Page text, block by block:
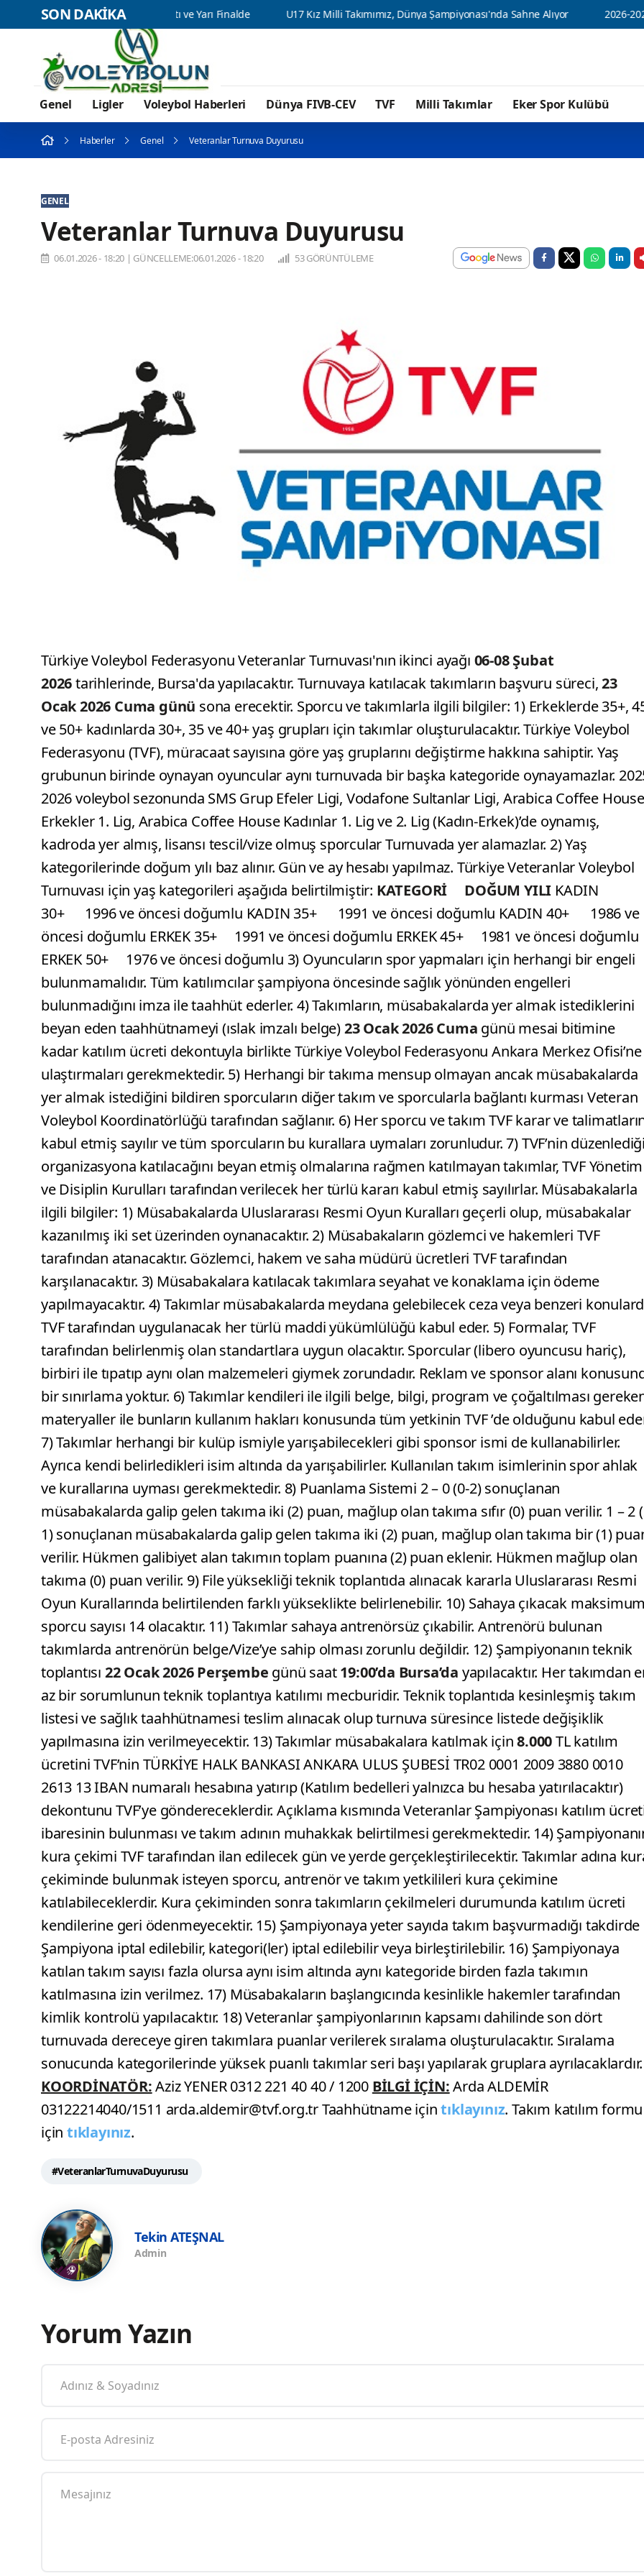
SON DAKİKA
2 de 2 yaptı ve Yarı Finalde U17 Kız Milli Takımımız, Dünya Şampiyonası'nda Sahne Alıyor 2026-2027 Voleybol
Genel Ligler Voleybol Haberleri Dünya FIVB-CEV TVF Milli Takımlar Eker Spor Kulübü
Haberler Genel Veteranlar Turnuva Duyurusu
GENEL
Veteranlar Turnuva Duyurusu
06.01.2026 - 18:20 | GÜNCELLEME:06.01.2026 - 18:20 53 GÖRÜNTÜLEME
Türkiye Voleybol Federasyonu Veteranlar Turnuvası'nın ikinci ayağı 06-08 Şubat
2026tarihlerinde, Bursa'da yapılacaktır. Turnuvaya katılacak takımların başvuru süreci,23
Ocak 2026 Cuma günü sona erecektir. Sporcu ve takımlarla ilgili bilgiler: 1) Erkeklerde 35+,
ve 50+ kadınlarda 30+, 35 ve 40+ yaş grupları için takımlar oluşturulacaktır. Türkiye Voleybol
Federasyonu (TVF), müracaat sayısına göre yaş gruplarını değiştirme hakkına sahiptir. Yaş
grubunun birinde oynayan oyuncular aynı turnuvada bir başka kategoride oynayamazlar.
2026 voleybol sezonunda SMS Grup Efeler Ligi, Vodafone Sultanlar Ligi, Arabica Coffee House
Erkekler 1. Lig, Arabica Coffee House Kadınlar 1. Lig ve 2. Lig (Kadın-Erkek)’de oynamış,
kadroda yer almış, lisansı tescil/vize olmuş sporcular Turnuvada yer alamazlar. 2) Yaş
kategorilerinde doğum yılı baz alınır. Gün ve ay hesabı yapılmaz. Türkiye Veteranlar Voleybol
Turnuvası için yaş kategorileri aşağıda belirtilmiştir: KATEGORİ DOĞUM YILI KADIN
30+ 1996 ve öncesi doğumlu KADIN 35+ 1991 ve öncesi doğumlu KADIN 40+ 1986 ve
öncesi doğumlu ERKEK 35+ 1991 ve öncesi doğumlu ERKEK 45+ 1981 ve öncesi doğumlu
ERKEK 50+ 1976 ve öncesi doğumlu 3) Oyuncuların spor yapmaları için herhangi bir engeli
bulunmamalıdır. Tüm katılımcılar şampiyona öncesinde sağlık yönünden engelleri
bulunmadığını imza ile taahhüt ederler. 4) Takımların, müsabakalarda yer almak istediklerini
beyan eden taahhütnameyi (ıslak imzalı belge)23 Ocak 2026 Cuma günü mesai bitimine
kadar katılım ücreti dekontuyla birlikte Türkiye Voleybol Federasyonu Ankara Merkez Ofisi’ne
ulaştırmaları gerekmektedir. 5) Herhangi bir takıma mensup olmayan ancak müsabakalarda
yer almak istediğini bildiren sporcuların diğer takım ve sporcularla bağlantı kurması Veteran
Voleybol Koordinatörlüğü tarafından sağlanır. 6) Her sporcu ve takım TVF karar ve
kabul etmiş sayılır ve tüm sporcuların bu kurallara uymaları zorunludur. 7) TVF’nin
organizasyona katılacağını beyan etmiş olmalarına rağmen katılmayan takımlar, TVF Yönetim
ve Disiplin Kurulları tarafından verilecek her türlü kararı kabul etmiş sayılırlar. Müsabakalarla
ilgili bilgiler: 1) Müsabakalarda Uluslararası Resmi Oyun Kuralları geçerli olup, müsabakalar
kazanılmış iki set üzerinden oynanacaktır. 2) Müsabakaların gözlemci ve hakemleri TVF
tarafından atanacaktır. Gözlemci, hakem ve saha müdürü ücretleri TVF tarafından
karşılanacaktır. 3) Müsabakalara katılacak takımlara seyahat ve konaklama için ödeme
yapılmayacaktır. 4) Takımlar müsabakalarda meydana gelebilecek ceza veya benzeri
TVF tarafından uygulanacak her türlü maddi yükümlülüğü kabul eder. 5) Formalar, TVF
tarafından belirlenmiş olan standartlara uygun olacaktır. Sporcular (libero oyuncusu hariç),
birbiri ile tıpatıp aynı olan malzemeleri giymek zorundadır. Reklam ve sponsor alanı
bir sınırlama yoktur. 6) Takımlar kendileri ile ilgili belge, bilgi, program ve çoğaltılması
materyaller ile bunların kullanım hakları konusunda tüm yetkinin TVF ’de olduğunu kabul
7) Takımlar herhangi bir kulüp ismiyle yarışabilecekleri gibi sponsor ismi de kullanabilirler.
Ayrıca kendi belirledikleri isim altında da yarışabilirler. Kullanılan takım isimlerinin spor ahlak
ve kurallarına uyması gerekmektedir. 8) Puanlama Sistemi 2 – 0 (0-2) sonuçlanan
müsabakalarda galip gelen takıma iki (2) puan, mağlup olan takıma sıfır (0) puan verilir. 1 – 2
1) sonuçlanan müsabakalarda galip gelen takıma iki (2) puan, mağlup olan takıma bir (1)
verilir. Hükmen galibiyet alan takımın toplam puanına (2) puan eklenir. Hükmen mağlup olan
takıma (0) puan verilir. 9) File yüksekliği teknik toplantıda alınacak kararla Uluslararası Resmi
Oyun Kurallarında belirtilenden farklı yükseklikte belirlenebilir. 10) Sahaya çıkacak
sporcu sayısı 14 olacaktır. 11) Takımlar sahaya antrenörsüz çıkabilir. Antrenörü bulunan
takımlarda antrenörün belge/Vize’ye sahip olması zorunlu değildir. 12) Şampiyonanın teknik
toplantısı 22 Ocak 2026 Perşembe günü saat19:00’da Bursa’da yapılacaktır. Her takımdan
az bir sorumlunun teknik toplantıya katılımı mecburidir. Teknik toplantıda kesinleşmiş takım
listesi ve sağlık taahhütnamesi teslim alınacak olup turnuva süresince listede değişiklik
yapılmasına izin verilmeyecektir. 13) Takımlar müsabakalara katılmak için8.000TL katılım
ücretini TVF’nin TÜRKİYE HALK BANKASI ANKARA ULUS ŞUBESİ TR02 0001 2009 3880 0010
2613 13 IBAN numaralı hesabına yatırıp (Katılım bedelleri yalnızca bu hesaba yatırılacaktır)
dekontunu TVF’ye göndereceklerdir. Açıklama kısmında Veteranlar Şampiyonası katılım
ibaresinin bulunması ve takım adının muhakkak belirtilmesi gerekmektedir. 14)
kura çekimi TVF tarafından ilan edilecek gün ve yerde gerçekleştirilecektir. Takımlar adına
çekiminde bulunmak isteyen sporcu, antrenör ve takım yetkilileri kura çekimine
katılabileceklerdir. Kura çekiminden sonra takımların çekilmeleri durumunda katılım ücreti
kendilerine geri ödenmeyecektir. 15) Şampiyonaya yeter sayıda takım başvurmadığı takdirde
Şampiyona iptal edilebilir, kategori(ler) iptal edilebilir veya birleştirilebilir. 16) Şampiyonaya
katılan takım sayısı fazla olursa aynı isim altında aynı kategoride birden fazla takımın
katılmasına izin verilmez. 17) Müsabakaların başlangıcında kesinlikle hakemler tarafından
kimlik kontrolü yapılacaktır. 18) Veteranlar şampiyonlarının kapsamı dahilinde son dört
turnuvada dereceye giren takımlara puanlar verilerek sıralama oluşturulacaktır. Sıralama
sonucunda kategorilerinde yüksek puanlı takımlar seri başı yapılarak gruplara ayrılacaklardır.
KOORDİNATÖR:Aziz YENER 0312 221 40 40 / 1200 BİLGİ İÇİN:Arda ALDEMİR
03122214040/1511 arda.aldemir@tvf.org.tr Taahhütname içintıklayınız. Takım katılım formu
için tıklayınız.
#VeteranlarTurnuvaDuyurusu
Tekin ATEŞNAL
Admin
Yorum Yazın